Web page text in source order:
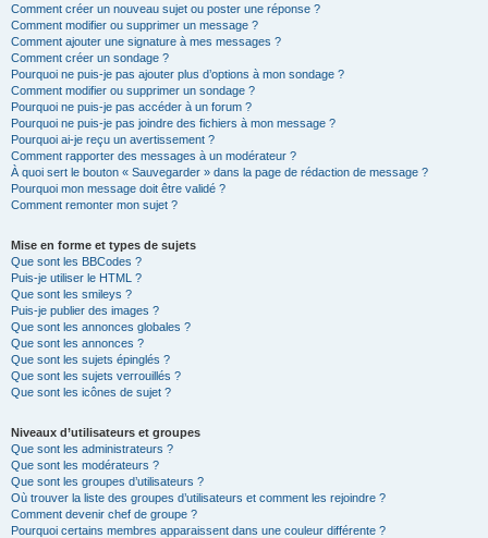
Comment créer un nouveau sujet ou poster une réponse ?
Comment modifier ou supprimer un message ?
Comment ajouter une signature à mes messages ?
Comment créer un sondage ?
Pourquoi ne puis-je pas ajouter plus d’options à mon sondage ?
Comment modifier ou supprimer un sondage ?
Pourquoi ne puis-je pas accéder à un forum ?
Pourquoi ne puis-je pas joindre des fichiers à mon message ?
Pourquoi ai-je reçu un avertissement ?
Comment rapporter des messages à un modérateur ?
À quoi sert le bouton « Sauvegarder » dans la page de rédaction de message ?
Pourquoi mon message doit être validé ?
Comment remonter mon sujet ?
Mise en forme et types de sujets
Que sont les BBCodes ?
Puis-je utiliser le HTML ?
Que sont les smileys ?
Puis-je publier des images ?
Que sont les annonces globales ?
Que sont les annonces ?
Que sont les sujets épinglés ?
Que sont les sujets verrouillés ?
Que sont les icônes de sujet ?
Niveaux d’utilisateurs et groupes
Que sont les administrateurs ?
Que sont les modérateurs ?
Que sont les groupes d’utilisateurs ?
Où trouver la liste des groupes d’utilisateurs et comment les rejoindre ?
Comment devenir chef de groupe ?
Pourquoi certains membres apparaissent dans une couleur différente ?